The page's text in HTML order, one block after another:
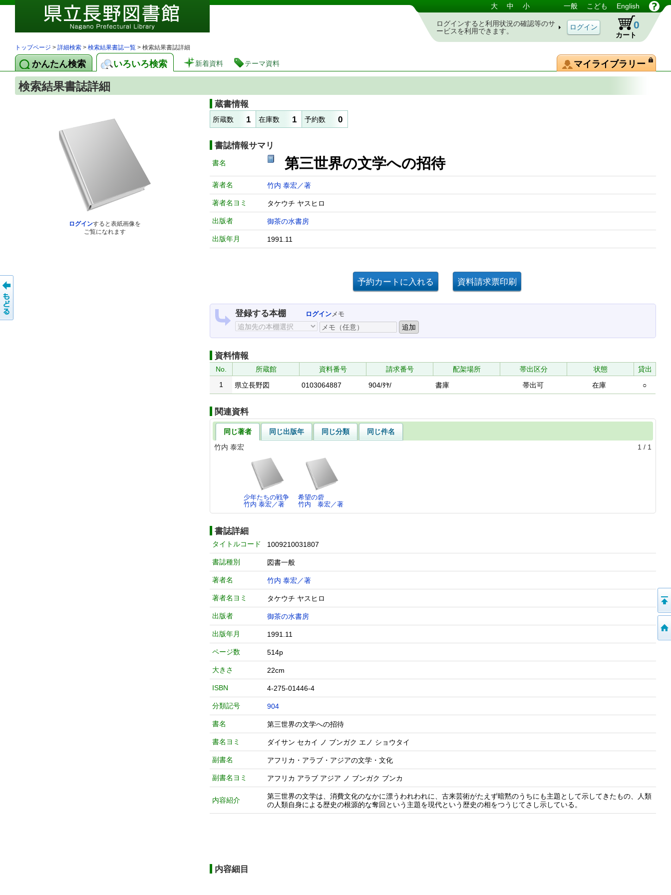
図書館 蔵書検索・予約システム 大 中 小 一般 こども English
ログインすると利用状況の確認等のサ
ービスを利用できます。
カート
0
トップページ > 詳細検索 > 検索結果書誌一覧 > 検索結果書誌詳細
かんたん検索 いろいろ検索 新着資料 テーマ資料 マイライブラリー
検索結果書誌詳細
ログインすると表紙画像を
ご覧になれます
蔵書情報
所蔵数 1 在庫数 1 予約数 0
書誌情報サマリ
書名 第三世界の文学への招待
著者名 竹内 泰宏／著
著者名ヨミ タケウチ ヤスヒロ
出版者 御茶の水書房
出版年月 1991.11
登録する本棚 ログインメモ
資料情報
No. 所蔵館 資料番号 請求番号 配架場所 帯出区分 状態
貸出
1
県立長野図 0103064887 904/ﾀﾔ/ 書庫 帯出可 在庫 ○
関連資料
同じ著者 同じ出版年 同じ分類
同じ件名
竹内 泰宏
1 / 1
少年たちの戦争
竹内 泰宏／著
希望の砦
竹内 泰宏／著
書誌詳細
タイトルコード 1009210031807
書誌種別 図書一般
著者名 竹内 泰宏／著
著者名ヨミ タケウチ ヤスヒロ
出版者 御茶の水書房
出版年月 1991.11
ページ数 514p
大きさ 22cm
ISBN 4-275-01446-4
分類記号 904
書名 第三世界の文学への招待
書名ヨミ ダイサン セカイ ノ ブンガク エノ ショウタイ
副書名 アフリカ・アラブ・アジアの文学・文化
副書名ヨミ アフリカ アラブ アジア ノ ブンガク ブンカ
内容紹介
第三世界の文学は、消費文化のなかに漂うわれわれに、古来芸術がたえず暗黙のうちにも主題として示してきたもの、人類
の人類自身による歴史の根源的な奪回という主題を現代という歴史の相をつうじてさし示している。
内容細目